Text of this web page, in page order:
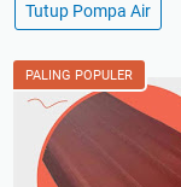
Tutup Pompa Air
PALING POPULER